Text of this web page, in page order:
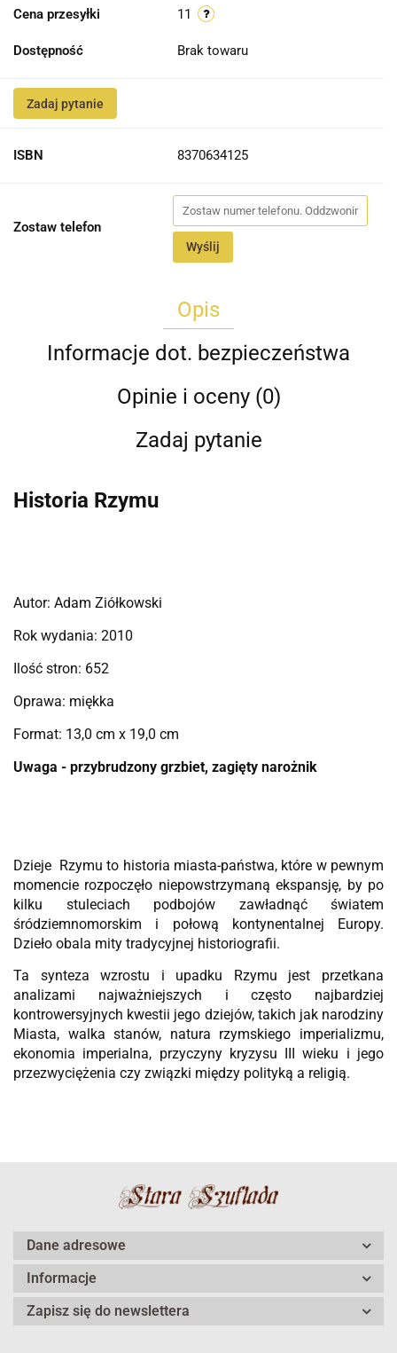
Cena przesyłki 11
Dostępność Brak towaru
Zadaj pytanie
ISBN 8370634125
Zostaw telefon
Wyślij
Opis
Informacje dot. bezpieczeństwa
Opinie i oceny (0)
Zadaj pytanie
Historia Rzymu
Autor: Adam Ziółkowski
Rok wydania: 2010
Ilość stron: 652
Oprawa: miękka
Format: 13,0 cm x 19,0 cm
Uwaga - przybrudzony grzbiet, zagięty narożnik
Dzieje Rzymu to historia miasta-państwa, które w pewnym
momencie rozpoczęło niepowstrzymaną ekspansję, by po
kilku stuleciach podbojów zawładnąć światem
śródziemnomorskim i połową kontynentalnej Europy.
Dzieło obala mity tradycyjnej historiografii.
Ta synteza wzrostu i upadku Rzymu jest przetkana
analizami najważniejszych i często najbardziej
kontrowersyjnych kwestii jego dziejów, takich jak narodziny
Miasta, walka stanów, natura rzymskiego imperializmu,
ekonomia imperialna, przyczyny kryzysu III wieku i jego
przezwyciężenia czy związki między polityką a religią.
Dane adresowe
Informacje
Zapisz się do newslettera